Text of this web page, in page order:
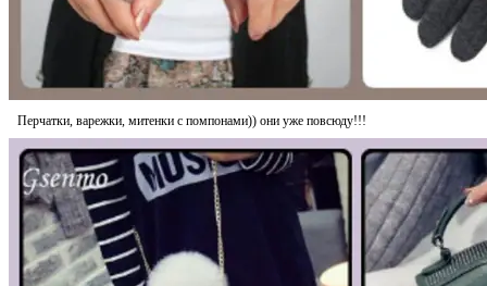
Перчатки, варежки, митенки с помпонами)) они уже повсюду!!!